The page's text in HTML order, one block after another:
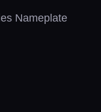
Nameplate